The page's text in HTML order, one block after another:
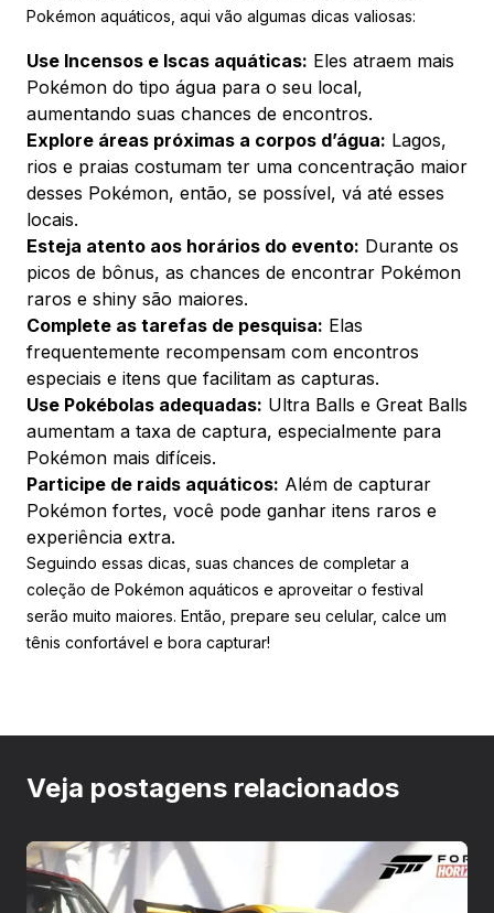
Pokémon aquáticos, aqui vão algumas dicas valiosas:
Use Incensos e Iscas aquáticas: Eles atraem mais
Pokémon do tipo água para o seu local,
aumentando suas chances de encontros.
Explore áreas próximas a corpos d’água: Lagos,
rios e praias costumam ter uma concentração maior
desses Pokémon, então, se possível, vá até esses
locais.
Esteja atento aos horários do evento: Durante os
picos de bônus, as chances de encontrar Pokémon
raros e shiny são maiores.
Complete as tarefas de pesquisa: Elas
frequentemente recompensam com encontros
especiais e itens que facilitam as capturas.
Use Pokébolas adequadas: Ultra Balls e Great Balls
aumentam a taxa de captura, especialmente para
Pokémon mais difíceis.
Participe de raids aquáticos: Além de capturar
Pokémon fortes, você pode ganhar itens raros e
experiência extra.
Seguindo essas dicas, suas chances de completar a
coleção de Pokémon aquáticos e aproveitar o festival
serão muito maiores. Então, prepare seu celular, calce um
tênis confortável e bora capturar!
Veja postagens relacionados